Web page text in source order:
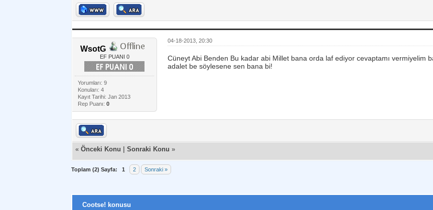
WsotG
EF PUANI 0
Yorumları: 9
Konuları: 4
Kayıt Tarihi: Jan 2013
Rep Puanı: 0
04-18-2013, 20:30
Cüneyt Abi Benden Bu kadar abi Millet bana orda laf ediyor cevaptamı vermiyelim
adalet be söylesene sen bana bi!
« Önceki Konu Sonraki Konu »
Toplam (2) Sayfa: 1 2 Sonraki »
Cootse! konusu